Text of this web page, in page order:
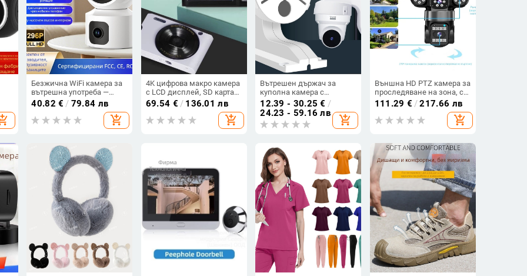
Безжична WiFi камера за
вътрешна употреба —
мин. осветление 3,6 lx,
работна температура -40°C
до 60°C, захранване 5V,
40.82 € / 79.84 лв
add_shopping_cart
4K цифрова макро камера
с LCD дисплей, SD карта
за съхранение, модел C8,
видеозапис и серийно
снимане
69.54 € / 136.01 лв
add_shopping_cart
Вътрешен държач за
куполна камера с
вградена кутия за кабели,
пластмасов
12.39 - 30.25 € /
24.23 - 59.16 лв
add_shopping_cart
Външна HD PTZ камера за
проследяване на зона, с
дистанционен достъп
чрез телефон и
двупосочен интерком
111.29 € /217.66 лв
add_shopping_cart